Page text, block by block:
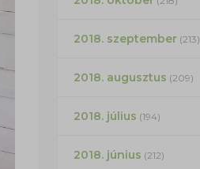
2018. szeptember(213)
2018. augusztus (209)
2018. július (194)
2018. június (212)